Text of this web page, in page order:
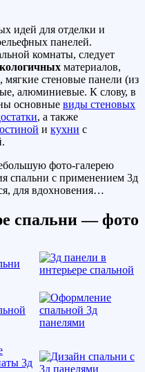
идей для отделки и
панелей.
комнаты, следует
материалов,
стеновые панели (из
алюминиевые. К слову, в
основные виды стеновых
, а также
и кухни с
фото-галерею
спальни с применением 3д
для вдохновения…
спальни — фото